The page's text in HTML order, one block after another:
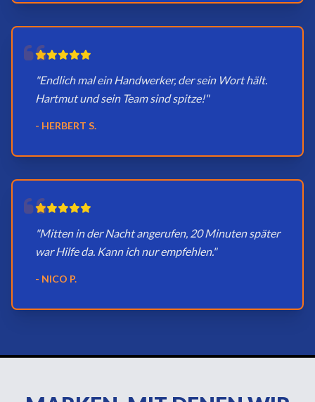
"Endlich mal ein Handwerker, der sein Wort hält.
Hartmut und sein Team sind spitze!"
- HERBERT S.
"Mitten in der Nacht angerufen, 20 Minuten später
war Hilfe da. Kann ich nur empfehlen."
- NICO P.